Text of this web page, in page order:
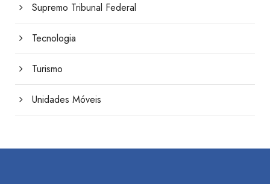
Supremo Tribunal Federal
Tecnologia
Turismo
Unidades Móveis